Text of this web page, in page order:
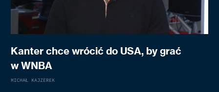
Kanter chce wrócić do USA, by grać
w WNBA
MICHAŁ KAJZEREK